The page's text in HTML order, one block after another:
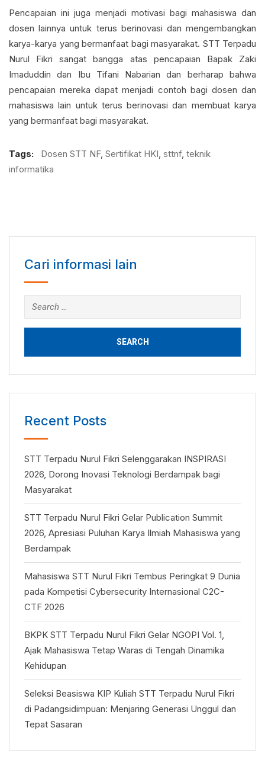
Pencapaian ini juga menjadi motivasi bagi mahasiswa dan
dosen lainnya untuk terus berinovasi dan mengembangkan
karya-karya yang bermanfaat bagi masyarakat. STT Terpadu
Nurul Fikri sangat bangga atas pencapaian Bapak Zaki
Imaduddin dan Ibu Tifani Nabarian dan berharap bahwa
pencapaian mereka dapat menjadi contoh bagi dosen dan
mahasiswa lain untuk terus berinovasi dan membuat karya
yang bermanfaat bagi masyarakat.
Tags: Dosen STT NF, Sertifikat HKI sttnf teknik
informatika
Cari informasi lain
Search
for:
Recent Posts
STT Terpadu Nurul Fikri Selenggarakan INSPIRASI
2026, Dorong Inovasi Teknologi Berdampak bagi
Masyarakat
STT Terpadu Nurul Fikri Gelar Publication Summit
2026, Apresiasi Puluhan Karya Ilmiah Mahasiswa yang
Berdampak
Mahasiswa STT Nurul Fikri Tembus Peringkat 9 Dunia
pada Kompetisi Cybersecurity Internasional C2C-
CTF 2026
BKPK STT Terpadu Nurul Fikri Gelar NGOPI Vol. 1,
Ajak Mahasiswa Tetap Waras di Tengah Dinamika
Kehidupan
Seleksi Beasiswa KIP Kuliah STT Terpadu Nurul Fikri
di Padangsidimpuan: Menjaring Generasi Unggul dan
Tepat Sasaran